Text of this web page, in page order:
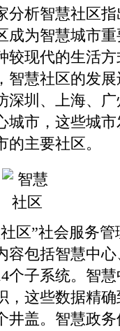
分析智慧社区
成为智慧城市
较现代的生活
智慧社区的发
深圳、上海、
城市，这些城
主要社区。
区”社会服务
容包括智慧中
个子系统。智
，这些数据精
井盖。智慧政